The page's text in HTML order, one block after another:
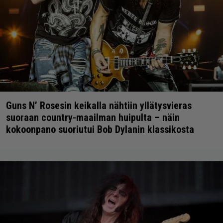
Guns N’ Rosesin keikalla nähtiin yllätysvieras
suoraan country-maailman huipulta – näin
kokoonpano suoriutui Bob Dylanin klassikosta